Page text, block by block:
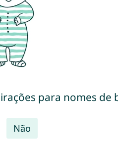
para nomes de
Não